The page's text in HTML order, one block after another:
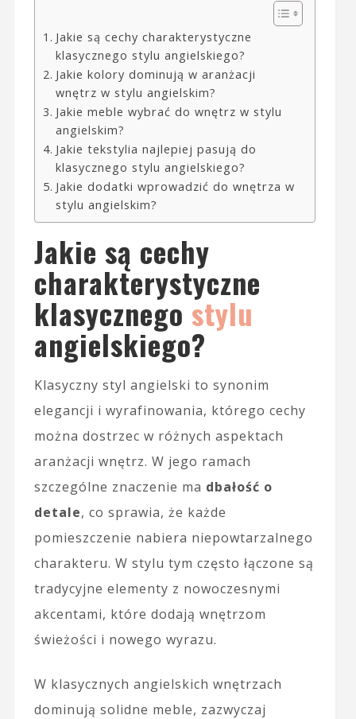
Jakie są cechy charakterystyczne
klasycznego stylu angielskiego?
Jakie kolory dominują w aranżacji
wnętrz w stylu angielskim?
Jakie meble wybrać do wnętrz w stylu
angielskim?
Jakie tekstylia najlepiej pasują do
klasycznego stylu angielskiego?
Jakie dodatki wprowadzić do wnętrza w
stylu angielskim?
Jakie są cechy
charakterystyczne
klasycznego stylu
angielskiego?
Klasyczny styl angielski to synonim
elegancji i wyrafinowania, którego cechy
można dostrzec w różnych aspektach
aranżacji wnętrz. W jego ramach
szczególne znaczenie ma dbałość o
detale, co sprawia, że każde
pomieszczenie nabiera niepowtarzalnego
charakteru. W stylu tym często łączone są
tradycyjne elementy z nowoczesnymi
akcentami, które dodają wnętrzom
świeżości i nowego wyrazu.
W klasycznych angielskich wnętrzach
dominują solidne meble, zazwyczaj